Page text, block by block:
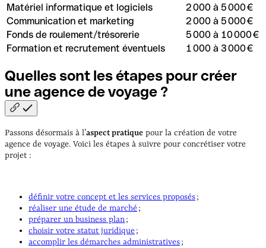
Matériel informatique et logiciels
2 000 à 5 000 €
Communication et marketing
2 000 à 5 000 €
Fonds de roulement/trésorerie
5 000 à 10 000 €
Formation et recrutement éventuels
1 000 à 3 000 €
Quelles sont les étapes pour créer
une agence de voyage ?
Passons désormais à l’aspect pratique pour la création de votre
agence de voyage. Voici les étapes à suivre pour concrétiser votre
projet :
définir votre concept et les services proposés;
réaliser une étude de marché ;
préparer un business plan;
choisir votre statut juridique ;
accomplir les démarches administratives;